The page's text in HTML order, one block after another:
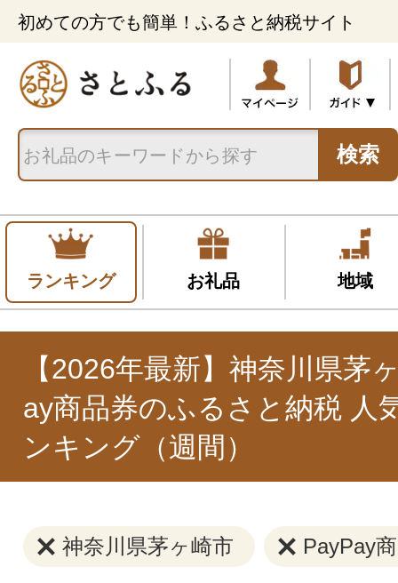
初めての方でも簡単！ふるさと納税サイト
検索
ランキング お礼品 地域
【2026年最新】神奈川県茅
ay商品券のふるさと納税 人
ンキング（週間）
神奈川県茅ヶ崎市 PayPay